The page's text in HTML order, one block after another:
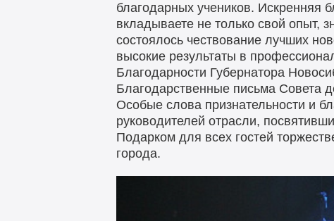
благодарных учеников. Искренняя
вкладываете не только свой опыт,
состоялось чествование лучших
высокие результаты в
Благодарности Губернатора
Благодарственные письма Совета
Особые слова признательности и
руководителей отрасли,
Подарком для всех гостей
города.